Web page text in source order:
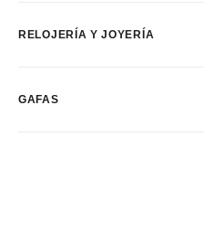
RELOJERÍA Y JOYERÍA
GAFAS